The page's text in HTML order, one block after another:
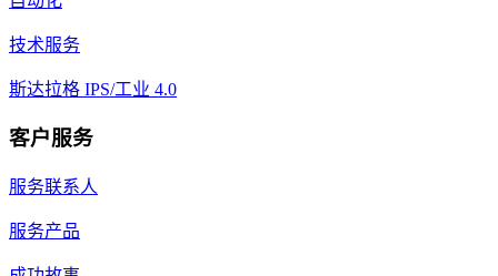
技术服务
斯达拉格 IPS/工业 4.0
客户服务
服务联系人
服务产品